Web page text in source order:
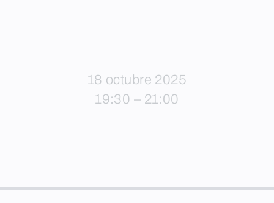
18 octubre 2025
19:30 – 21:00